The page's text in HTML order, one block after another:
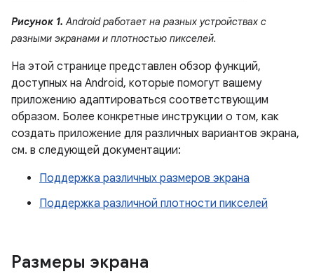
Рисунок 1. Android работает на разных устройствах с
разными экранами и плотностью пикселей.
На этой странице представлен обзор функций,
доступных на Android, которые помогут вашему
приложению адаптироваться соответствующим
образом. Более конкретные инструкции о том, как
создать приложение для различных вариантов экрана,
см. в следующей документации:
Поддержка различных размеров экрана
Поддержка различной плотности пикселей
Размеры экрана